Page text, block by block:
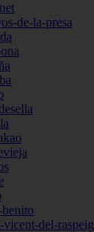
de-la-presa
vicent-del-raspeig